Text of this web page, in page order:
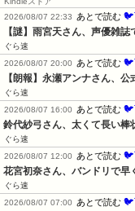
2026/08/07 22:33
あとで読む
【謎】雨宮天さん、声優雑誌
ぐら速
2026/08/07 20:00
あとで読む
【朗報】永瀬アンナさん、
ぐら速
2026/08/07 16:00
あとで読む
鈴代紗弓さん、太くて長い棒
ぐら速
2026/08/07 12:00
あとで読む
花宮初奈さん、バンドリで早
ぐら速
2026/08/07 07:00
あとで読む